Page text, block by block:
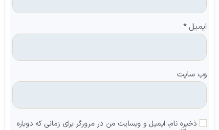
ایمیل*
وب‌ سایت
ذخیره نام، ایمیل و وبسایت من در مرورگر برای زمانی که دوباره